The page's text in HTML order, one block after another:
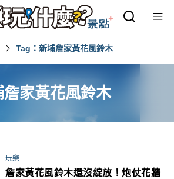
Tag：新埔詹家黃花風鈴木
詹家黃花風鈴木
玩樂
詹家黃花風鈴木還沒綻放！炮仗花牆